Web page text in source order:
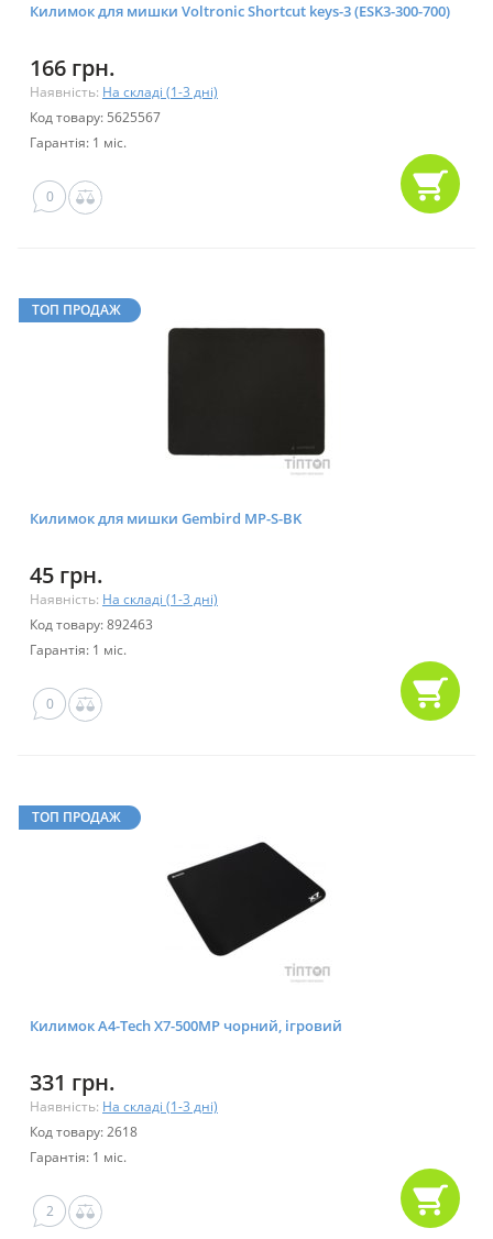
Килимок для мишки Voltronic Shortcut keys-3 (ESK3-300-700)
166 грн.
Наявність: На складі (1-3 дні)
Код товару: 5625567
Гарантія: 1 міс.
0
ТОП ПРОДАЖ
Килимок для мишки Gembird MP-S-BK
45 грн.
Наявність: На складі (1-3 дні)
Код товару: 892463
Гарантія: 1 міс.
0
ТОП ПРОДАЖ
Килимок A4-Tech X7-500MP чорний, ігровий
331 грн.
Наявність: На складі (1-3 дні)
Код товару: 2618
Гарантія: 1 міс.
2